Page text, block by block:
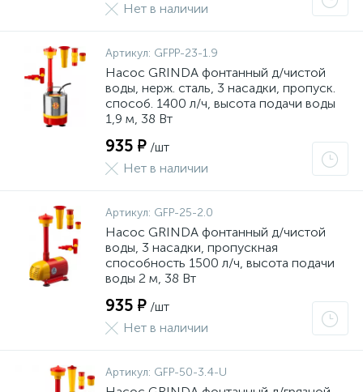
Нет в наличии
Артикул: GFPP-23-1.9
Насос GRINDA фонтанный д/чистой
воды, нерж. сталь, 3 насадки, пропуск.
способ. 1400 л/ч, высота подачи воды
1,9 м, 38 Вт
935 ₽ /шт
Нет в наличии
Артикул: GFP-25-2.0
Насос GRINDA фонтанный д/чистой
воды, 3 насадки, пропускная
способность 1500 л/ч, высота подачи
воды 2 м, 38 Вт
935 ₽ /шт
Нет в наличии
Артикул: GFP-50-3.4-U